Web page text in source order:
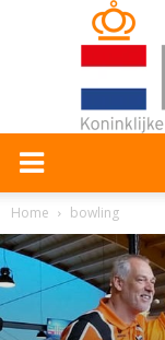
Home bowling